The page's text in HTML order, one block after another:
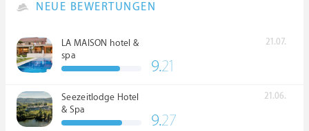
NEUE BEWERTUNGEN
LA MAISON hotel &
spa
21.07.
9.21
Seezeitlodge Hotel
& Spa
21.06.
9.27